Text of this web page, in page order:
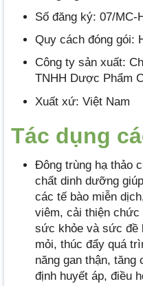
Số đăng ký: 07/MC-
Quy cách đóng gói:
Công ty sản xuất:
TNHH Dược Phẩm
Xuất xứ: Việt Nam
Tác dụng
Đông trùng hạ thảo
chất dinh dưỡng
các tế bào miễn
viêm, cải thiện chức
sức khỏe và sức đề
mỏi, thúc đẩy quá
năng gan thận, tăng
định huyết áp, điều